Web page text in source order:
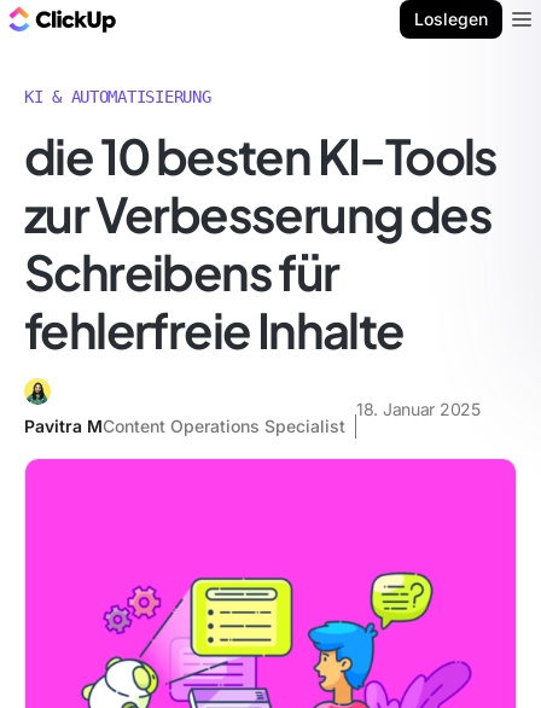
Loslegen
KI & AUTOMATISIERUNG
die 10 besten KI-Tools
zur Verbesserung des
Schreibens für
fehlerfreie Inhalte
Pavitra MContent Operations Specialist
18. Januar 2025